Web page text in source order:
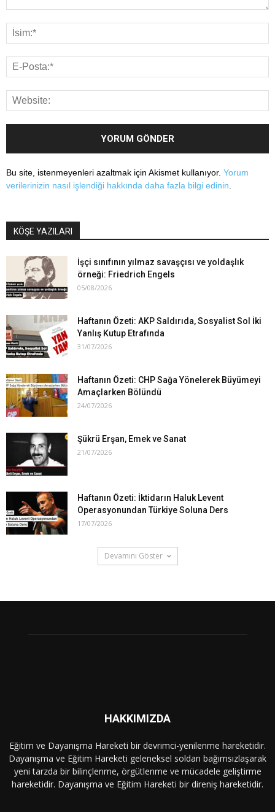
Bu site, istenmeyenleri azaltmak için Akismet kullanıyor. Yorum
verilerinizin nasıl işlendiği hakkında daha fazla bilgi edinin
KÖŞE YAZILARI
İşçi sınıfının yılmaz savaşçısı ve yoldaşlık
örneği: Friedrich Engels
05/08/2026
Haftanın Özeti: AKP Saldırıda, Sosyalist Sol İki
Yanlış Kutup Etrafında
31/07/2026
Haftanın Özeti: CHP Sağa Yönelerek Büyümeyi
Amaçlarken Bölündü
24/07/2026
Şükrü Erşan, Emek ve Sanat
21/07/2026
Haftanın Özeti: İktidarın Haluk Levent
Operasyonundan Türkiye Soluna Ders
17/07/2026
Devamını Göster
HAKKIMIZDA
Eğitim ve Dayanışma Hareketi bir devrimci-yenilenme hareketidir.
Dayanışma ve Eğitim Hareketi geleneksel soldan bağımsızlaşarak
yeni tarzda bir bilinçlenme, örgütlenme ve mücadele geliştirme
hareketidir. Dayanışma ve Eğitim Hareketi bir direniş hareketidir.